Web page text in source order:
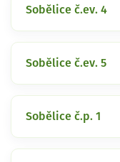
Sobělice č.ev. 4
Sobělice č.ev. 5
Sobělice č.p. 1